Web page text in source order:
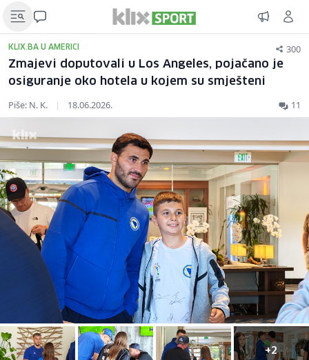
KLIX.BA U AMERICI 300
Zmajevi doputovali u Los Angeles, pojačano je
osiguranje oko hotela u kojem su smješteni
Piše: N. K. | 18.06.2026. 11
+2